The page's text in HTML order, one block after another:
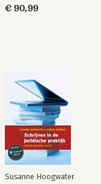
€ 90,99
Susanne Hoogwater